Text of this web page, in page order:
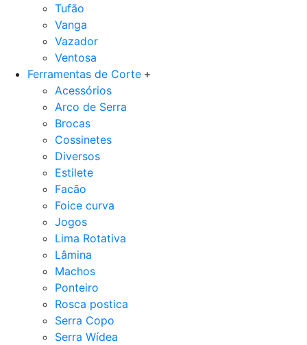
Tufão
Vanga
Vazador
Ventosa
Ferramentas de Corte
Acessórios
Arco de Serra
Brocas
Cossinetes
Diversos
Estilete
Facão
Foice curva
Jogos
Lima Rotativa
Lâmina
Machos
Ponteiro
Rosca postica
Serra Copo
Serra Wídea